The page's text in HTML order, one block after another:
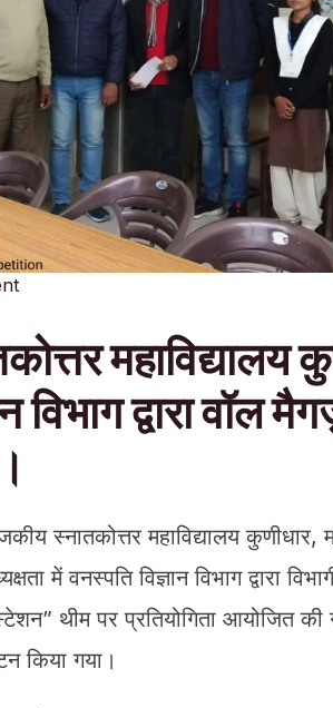
महाविद्यालय
विभाग द्वारा वॉल
स्नातकोत्तर महाविद्यालय कुणीधार,
में वनस्पति विज्ञान विभाग द्वारा
थीम पर प्रतियोगिता आयोजित की
किया गया।